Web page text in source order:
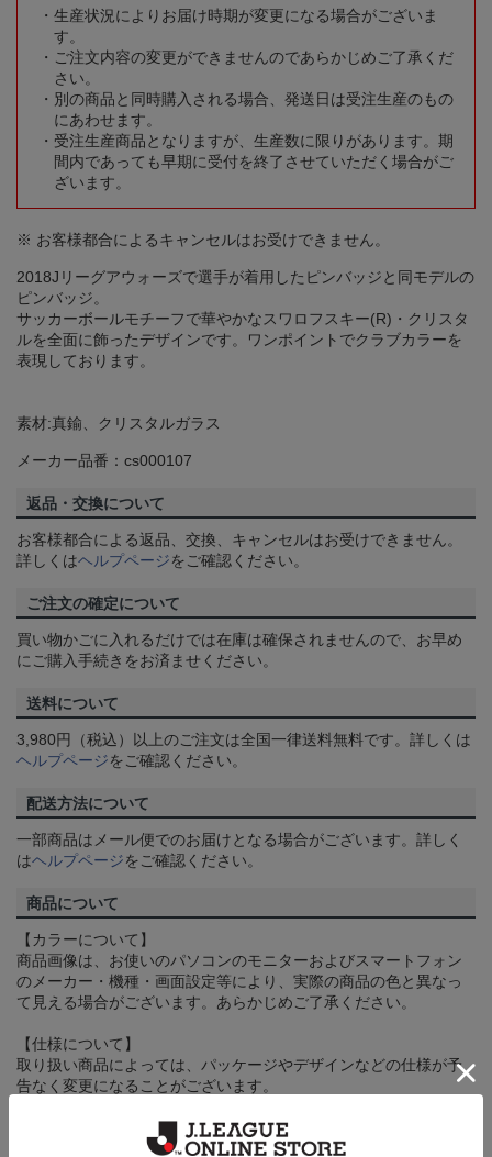
生産状況によりお届け時期が変更になる場合がございま
す。
ご注文内容の変更ができませんのであらかじめご了承くだ
さい。
別の商品と同時購入される場合、発送日は受注生産のもの
にあわせます。
受注生産商品となりますが、生産数に限りがあります。期
間内であっても早期に受付を終了させていただく場合がご
ざいます。
※ お客様都合によるキャンセルはお受けできません。
2018Jリーグアウォーズで選手が着用したピンバッジと同モデルの
ピンバッジ。
サッカーボールモチーフで華やかなスワロフスキー(R)・クリスタ
ルを全面に飾ったデザインです。ワンポイントでクラブカラーを
表現しております。
素材:真鍮、クリスタルガラス
メーカー品番：cs000107
返品・交換について
お客様都合による返品、交換、キャンセルはお受けできません。
詳しくはヘルプページをご確認ください。
ご注文の確定について
買い物かごに入れるだけでは在庫は確保されませんので、お早め
にご購入手続きをお済ませください。
送料について
3,980円（税込）以上のご注文は全国一律送料無料です。詳しくは
ヘルプページをご確認ください。
配送方法について
一部商品はメール便でのお届けとなる場合がございます。詳しく
はヘルプページをご確認ください。
商品について
【カラーについて】
商品画像は、お使いのパソコンのモニターおよびスマートフォン
のメーカー・機種・画面設定等により、実際の商品の色と異なっ
て見える場合がございます。あらかじめご了承ください。
【仕様について】
取り扱い商品によっては、パッケージやデザインなどの仕様が予
告なく変更になることがございます。